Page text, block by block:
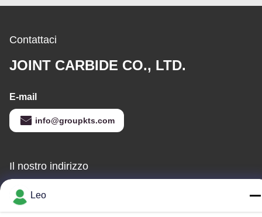
Trapano per
Contattaci
JOINT CARBIDE CO., LTD.
E-mail
info@groupkts.com
Il nostro indirizzo
Indirizzo
No. 1700, sezione del nord del viale di Tianfu, zona alta
Leo